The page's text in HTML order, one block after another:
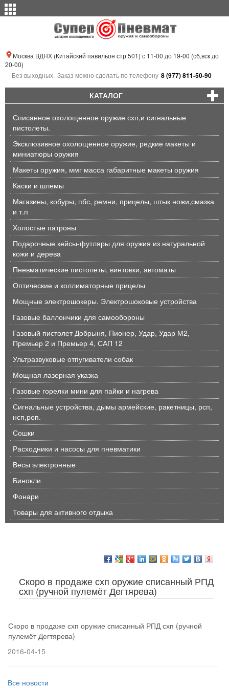
Москва ВДНХ (Китайский павильон стр 501) с 11-00 до 19-00 (сб,вск до
20-00)
Без выходных. Заказ можно сделать по телефону 8 (977) 811-50-90
КАТАЛОГ
Списанное охолощенное оружие схп,и сигнальные
пистолеты.
Эксклюзивное охолощенное оружие, редкие макеты и
миниатюры оружия
Макеты оружия, ммг масса габаритные макеты оружия
Каски и шлемы
Магазины, кобуры, пбс, ремни, прицелы, штык ножи,смазка
и т.п
Холостые патроны
Подарочные кейсы-футляры для оружия из натуральной
кожи и дерева
Пневматические пистолеты, винтовки, автоматы
Оптические и коллиматорные прицелы
Мощные электрошокеры. Электрошоковые устройства
Газовые баллончики для самообороны
Газовый пистолет Добрыня, Пионер, Удар, Удар М2,
Премьер 2 и Премьер 4, САП 12
Ультразвуковые отпугиватели собак
Мощная лазерная указка
Газовые горелки мини для пайки и нагрева
Сигнальные устройства, дымы армейские, ракетницы, рсп,
нсп,роп.
Сошки
Расходники и насосы для пневматики
Весы электронные
Бинокли
Фонари
Товары для активного отдыха
Скоро в продаже схп оружие списанный РПД
схп (ручной пулемёт Дегтярева)
Скоро в продаже схп оружие списанный РПД схп (ручной
пулемёт Дегтярева)
2016-04-15
Все новости